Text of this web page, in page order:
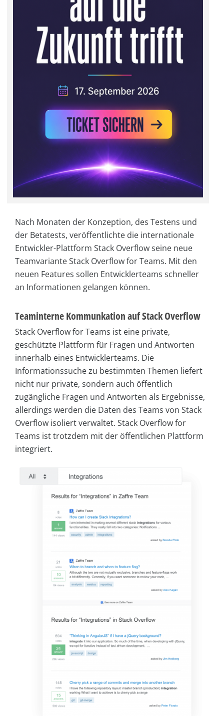
Nach Monaten der Konzeption, des Testens und
der Betatests, veröffentlichte die internationale
Entwickler-Plattform Stack Overflow seine neue
Teamvariante Stack Overflow for Teams. Mit den
neuen Features sollen Entwicklerteams schneller
an Informationen gelangen können.
Teaminterne Kommunkation auf Stack Overflow
Stack Overflow for Teams ist eine private,
geschützte Plattform für Fragen und Antworten
innerhalb eines Entwicklerteams. Die
Informationssuche zu bestimmten Themen liefert
nicht nur private, sondern auch öffentlich
zugängliche Fragen und Antworten als Ergebnisse,
allerdings werden die Daten des Teams von Stack
Overflow isoliert verwaltet. Stack Overflow for
Teams ist trotzdem mit der öffentlichen Plattform
integriert.